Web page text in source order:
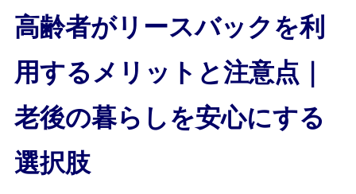
高齢者がリースバックを利
用するメリットと注意点｜
老後の暮らしを安心にする
選択肢